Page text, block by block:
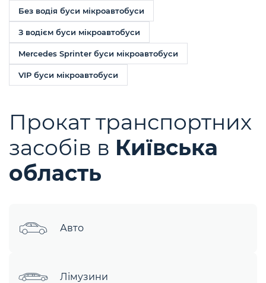
Без водія буси мікроавтобуси
З водієм буси мікроавтобуси
Mercedes Sprinter буси мікроавтобуси
VIP буси мікроавтобуси
Прокат транспортних
засобів в Київська
область
Авто
Лімузини